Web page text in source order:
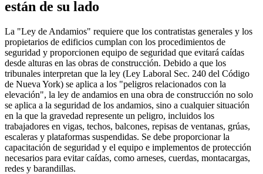
están de su lado
La "Ley de Andamios" requiere que los contratistas generales y los
propietarios de edificios cumplan con los procedimientos de
seguridad y proporcionen equipo de seguridad que evitará caídas
desde alturas en las obras de construcción. Debido a que los
tribunales interpretan que la ley (Ley Laboral Sec. 240 del Código
de Nueva York) se aplica a los "peligros relacionados con la
elevación", la ley de andamios en una obra de construcción no solo
se aplica a la seguridad de los andamios, sino a cualquier situación
en la que la gravedad represente un peligro, incluidos los
trabajadores en vigas, techos, balcones, repisas de ventanas, grúas,
escaleras y plataformas suspendidas. Se debe proporcionar la
capacitación de seguridad y el equipo e implementos de protección
necesarios para evitar caídas, como arneses, cuerdas, montacargas,
redes y barandillas.